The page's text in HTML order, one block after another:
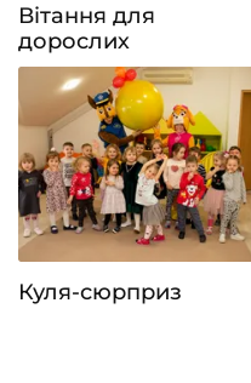
Вітання для
дорослих
Куля-сюрприз